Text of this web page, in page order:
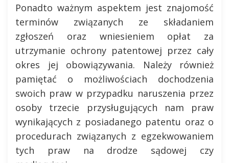
Ponadto ważnym aspektem jest znajomość
terminów związanych ze składaniem
zgłoszeń oraz wniesieniem opłat za
utrzymanie ochrony patentowej przez cały
okres jej obowiązywania. Należy również
pamiętać o możliwościach dochodzenia
swoich praw w przypadku naruszenia przez
osoby trzecie przysługujących nam praw
wynikających z posiadanego patentu oraz o
procedurach związanych z egzekwowaniem
tych praw na drodze sądowej czy